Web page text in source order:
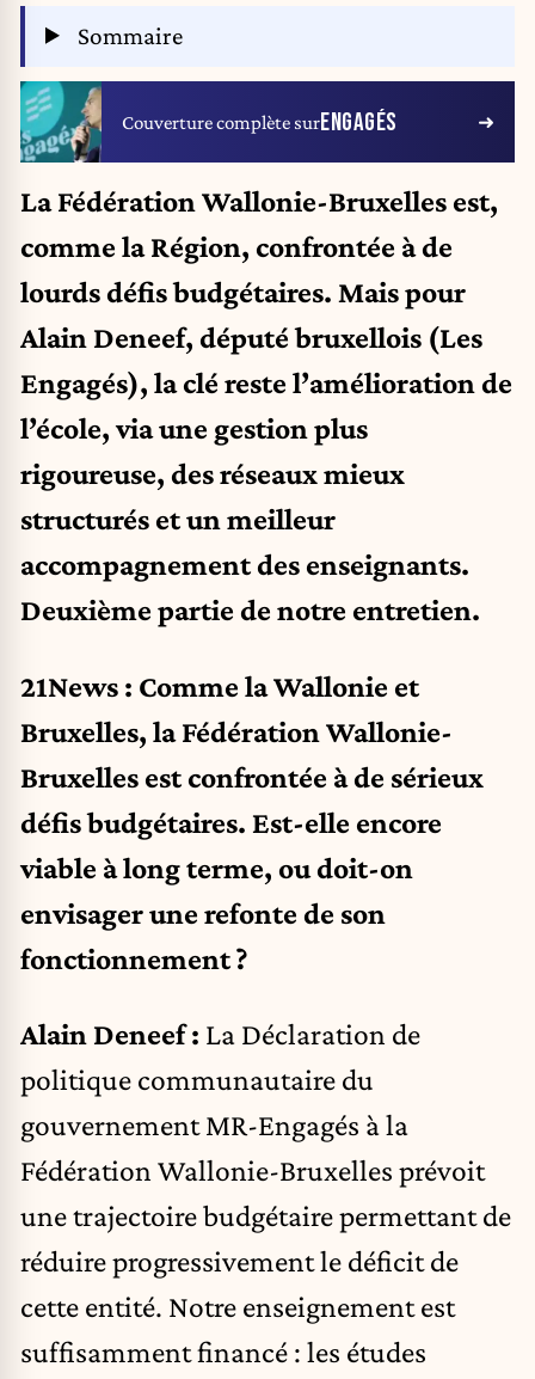
Sommaire
Couverture complète surENGAGÉS
La Fédération Wallonie-Bruxelles est,
comme la Région, confrontée à de
lourds défis budgétaires. Mais pour
Alain Deneef, député bruxellois (Les
Engagés), la clé reste l’amélioration de
l’école, via une gestion plus
rigoureuse, des réseaux mieux
structurés et un meilleur
accompagnement des enseignants.
Deuxième partie de notre entretien.
21News : Comme la Wallonie et
Bruxelles, la Fédération Wallonie-
Bruxelles est confrontée à de sérieux
défis budgétaires. Est-elle encore
viable à long terme, ou doit-on
envisager une refonte de son
fonctionnement ?
Alain Deneef : La Déclaration de
politique communautaire du
gouvernement MR-Engagés à la
Fédération Wallonie-Bruxelles prévoit
une trajectoire budgétaire permettant de
réduire progressivement le déficit de
cette entité. Notre enseignement est
suffisamment financé : les études